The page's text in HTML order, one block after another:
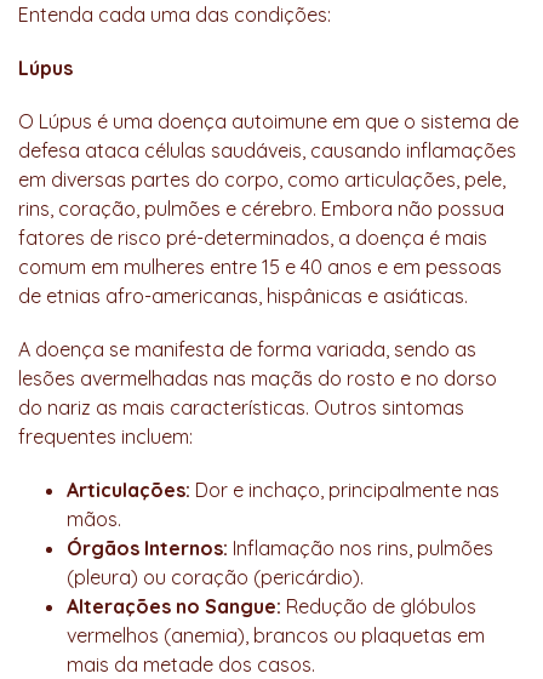
Entenda cada uma das condições:
Lúpus
O Lúpus é uma doença autoimune em que o sistema de
defesa ataca células saudáveis, causando inflamações
em diversas partes do corpo, como articulações, pele,
rins, coração, pulmões e cérebro. Embora não possua
fatores de risco pré-determinados, a doença é mais
comum em mulheres entre 15 e 40 anos e em pessoas
de etnias afro-americanas, hispânicas e asiáticas.
A doença se manifesta de forma variada, sendo as
lesões avermelhadas nas maçãs do rosto e no dorso
do nariz as mais características. Outros sintomas
frequentes incluem:
Articulações: Dor e inchaço, principalmente nas
mãos.
Órgãos Internos: Inflamação nos rins, pulmões
(pleura) ou coração (pericárdio).
Alterações no Sangue: Redução de glóbulos
vermelhos (anemia), brancos ou plaquetas em
mais da metade dos casos.